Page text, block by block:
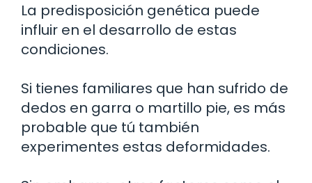
La predisposición genética puede
influir en el desarrollo de estas
condiciones.
Si tienes familiares que han sufrido de
dedos en garra o martillo pie, es más
probable que tú también
experimentes estas deformidades.